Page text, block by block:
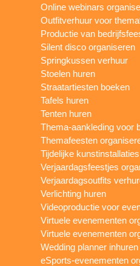
Online webinars
Outfitverhuur voor
Productie van
Silent disco organiseren
Springkussen verhuur
Stoelen huren
Straatartiesten boeken
Tafels huren
Tenten huren
Thema-aankleding voor
Themafeesten
Tijdelijke
Verjaardagsfeestjes
Verjaardagsoutfits
Verlichting huren
Videoproductie voor
Virtuele evenementen
Virtuele evenementen
Wedding planner inhuren
eSports-evenementen